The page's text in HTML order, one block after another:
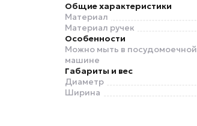
Общие характеристики
Материал
Материал ручек
Особенности
Можно мыть в посудомоечной
машине
Габариты и вес
Диаметр
Ширина